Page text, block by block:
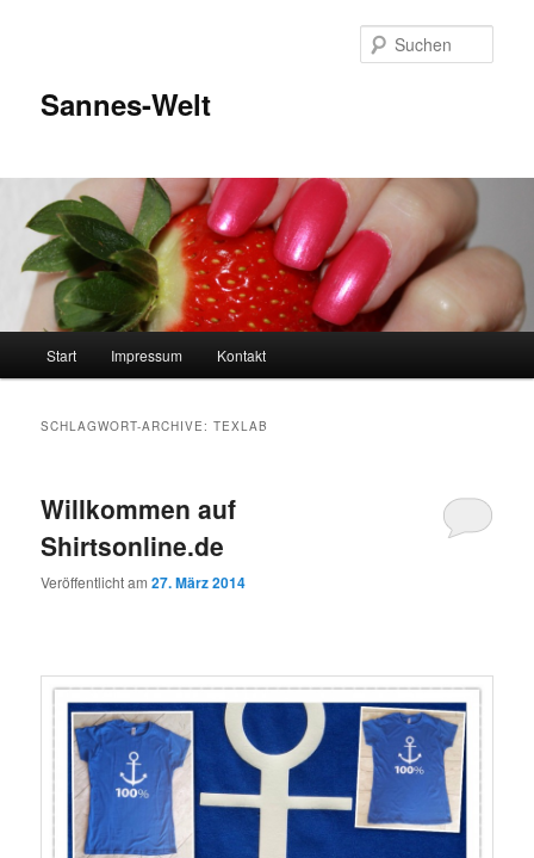
Sannes-Welt
Start Impressum Kontakt
SCHLAGWORT-ARCHIVE:TEXLAB
Willkommen auf
Shirtsonline.de
Veröffentlicht am27. März 2014